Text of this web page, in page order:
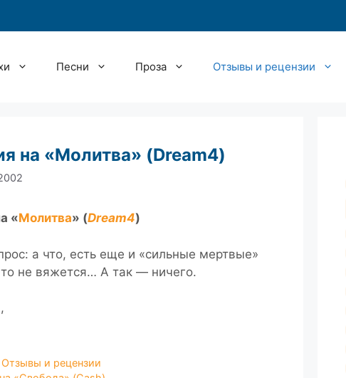
Песни Проза Отзывы и рецензии
на «Молитва» (Dream4)
«Молитва» (Dream4)
а что, есть еще и «сильные мертвые»
не вяжется… А так — ничего.
Отзывы и рецензии